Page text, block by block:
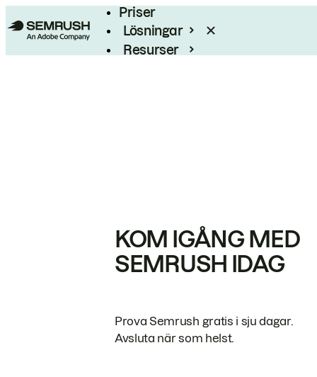
Priser
Lösningar
Resurser
KOM IGÅNG MED
SEMRUSH IDAG
Prova Semrush gratis i sju dagar.
Avsluta när som helst.